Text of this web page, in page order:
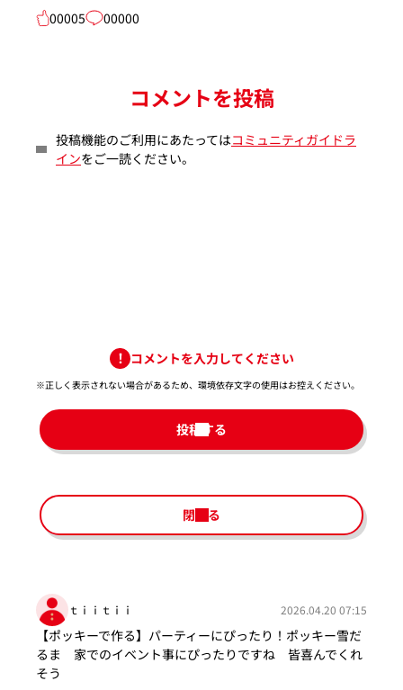
00005
00000
コメントを投稿
投稿機能のご利用にあたってはコミュニティガイドラ
インをご一読ください。
コメントを入力してください
※正しく表示されない場合があるため、環境依存文字の使用はお控えください。​
投稿する
閉じる
ｔｉｉｔｉｉ 2026.04.20 07:15
【ポッキーで作る】パーティーにぴったり！ポッキー雪だ
るま 家でのイベント事にぴったりですね 皆喜んでくれ
そう